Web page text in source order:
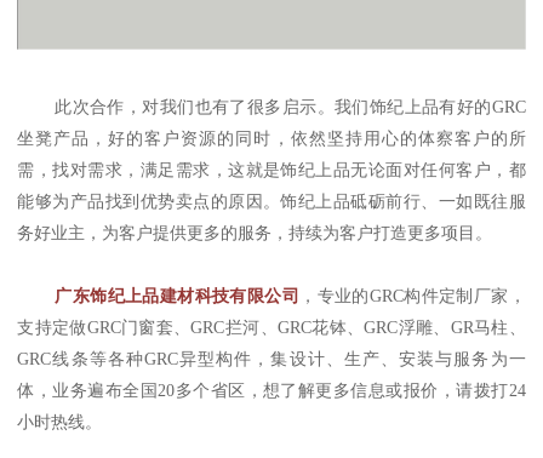
此次合作，对我们也有了很多启示。我们饰纪上品有好的GRC
坐凳产品，好的客户资源的同时，依然坚持用心的体察客户的所
需，找对需求，满足需求，这就是饰纪上品无论面对任何客户，都
能够为产品找到优势卖点的原因。饰纪上品砥砺前行、一如既往服
务好业主，为客户提供更多的服务，持续为客户打造更多项目。
广东饰纪上品建材科技有限公司 ，专业的GRC构件定制厂家，
支持定做GRC门窗套、GRC拦河、GRC花钵、GRC浮雕、GR马柱、
GRC线条等各种GRC异型构件，集设计、生产、安装与服务为一
体，业务遍布全国20多个省区，想了解更多信息或报价，请拨打24
小时热线。